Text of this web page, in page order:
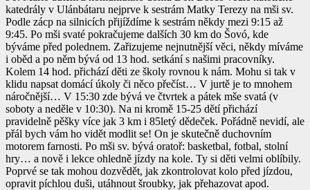
katedrály v Ulánbátaru nejprve k sestrám Matky Terezy na mši sv.
Podle zácp na silnicích přijíždíme k sestrám někdy mezi 9:15 až
9:45. Po mši svaté pokračujeme dalších 30 km do Šovó, kde
býváme před polednem. Zařizujeme nejnutnější věci, někdy míváme
i oběd a po něm bývá od 13 hod. setkání s našimi pracovníky.
Kolem 14 hod. přichází děti ze školy rovnou k nám. Mohu si tak v
klidu napsat domácí úkoly či něco přečíst… V jurtě je to mnohem
náročnější… V 15:30 zde bývá ve čtvrtek a pátek mše svatá (v
soboty a neděle v 10:30). Na ni kromě 15-25 dětí přichází
pravidelně pěšky více jak 3 km i 85letý dědeček. Pořádně nevidí, ale
přál bych vám ho vidět modlit se! On je skutečně duchovním
motorem farnosti. Po mši sv. bývá oratoř: basketbal, fotbal, stolní
hry… a nově i lekce ohledně jízdy na kole. Ty si děti velmi oblíbily.
Poprvé se tak mohou dozvědět, jak zkontrolovat kolo před jízdou,
opravit píchlou duši, utáhnout šroubky, jak přehazovat apod.